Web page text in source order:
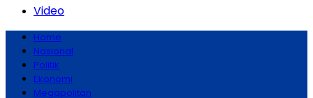
Video
Home
Nasional
Politik
Ekonomi
Megapolitan